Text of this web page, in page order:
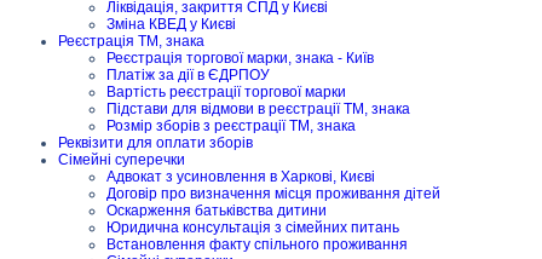
Ліквідація, закриття СПД у Києві
Зміна КВЕД у Києві
Реєстрація ТМ, знака
Реєстрація торгової марки, знака - Київ
Платіж за дії в ЄДРПОУ
Вартість реєстрації торгової марки
Підстави для відмови в реєстрації ТМ, знака
Розмір зборів з реєстрації ТМ, знака
Реквізити для оплати зборів
Сімейні суперечки
Адвокат з усиновлення в Харкові, Києві
Договір про визначення місця проживання дітей
Оскарження батьківства дитини
Юридична консультація з сімейних питань
Встановлення факту спільного проживання